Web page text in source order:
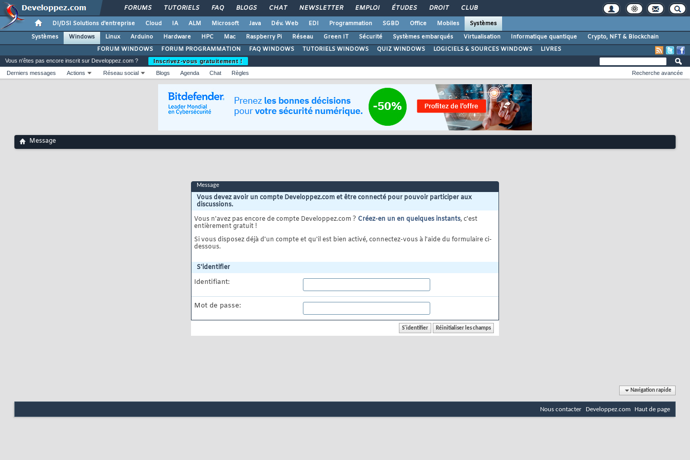
FORUMS TUTORIELS FAQ BLOGS CHAT NEWSLETTER EMPLOI ÉTUDES DROIT CLUB
DI/DSI Solutions d'entreprise Cloud IA ALM Microsoft Java Dév. Web EDI Programmation SGBD Office Mobiles
Systèmes
Systèmes
Windows Linux Arduino Hardware HPC Mac Raspberry Pi Réseau Green IT Sécurité Systèmes embarqués Virtualisation Informatique quantique
Crypto, NFT & Blockchain
FORUM WINDOWS
FORUM PROGRAMMATION FAQ WINDOWS TUTORIELS WINDOWS QUIZ WINDOWS LOGICIELS & SOURCES WINDOWS LIVRES
Vous n'êtes pas encore inscrit sur Developpez.com ?
Inscrivez-vous gratuitement !
Derniers messages
Actions Réseau social Blogs Agenda Chat Règles Recherche avancée
Message
Message
Vous devez avoir un compte Developpez.com et être connecté pour pouvoir participer aux
discussions.
Vous n'avez pas encore de compte Developpez.com ? Créez-en un en quelques instants, c'est
entièrement gratuit !
Si vous disposez déjà d'un compte et qu'il est bien activé, connectez-vous à l'aide du formulaire ci-
dessous.
S'identifier
Identifiant:
Mot de passe:
Navigation rapide
Nous contacter Developpez.com Haut de page